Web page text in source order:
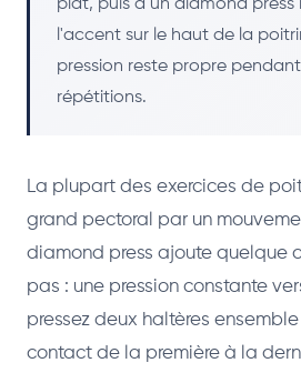
plat, puis à un diamond press
l'accent sur le haut de la
pression reste propre pendant
répétitions.
La plupart des exercices de
grand pectoral par un
diamond press ajoute quelque
pas : une pression constante
pressez deux haltères
contact de la première à la